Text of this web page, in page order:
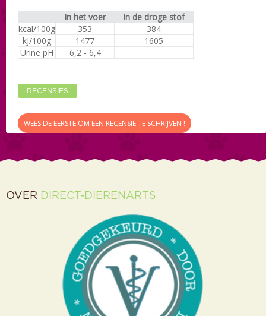
In het voer
In de droge stof
kcal/100g
353
384
kJ/100g
1477
1605
Urine pH
6,2 - 6,4
RECENSIES
WEES DE EERSTE OM EEN RECENSIE TE SCHRIJVEN !
OVER DIRECT-DIERENARTS